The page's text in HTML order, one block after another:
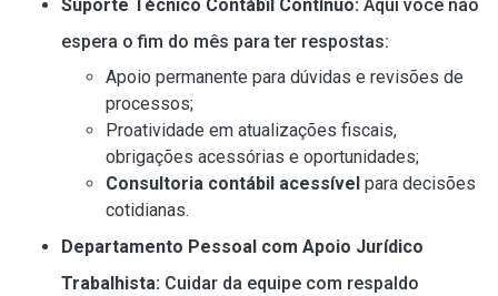
Suporte Técnico Contábil Contínuo: Aqui você não
espera o fim do mês para ter respostas:
Apoio permanente para dúvidas e revisões de
processos;
Proatividade em atualizações fiscais,
obrigações acessórias e oportunidades;
Consultoria contábil acessível para decisões
cotidianas.
Departamento Pessoal com Apoio Jurídico
Trabalhista: Cuidar da equipe com respaldo